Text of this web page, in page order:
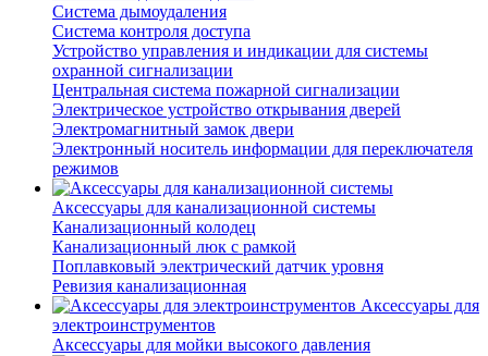
Система дымоудаления
Система контроля доступа
Устройство управления и индикации для системы
охранной сигнализации
Центральная система пожарной сигнализации
Электрическое устройство открывания дверей
Электромагнитный замок двери
Электронный носитель информации для переключателя
режимов
Аксессуары для канализационной системы
Канализационный колодец
Канализационный люк с рамкой
Поплавковый электрический датчик уровня
Ревизия канализационная
Аксессуары для
электроинструментов
Аксессуары для мойки высокого давления